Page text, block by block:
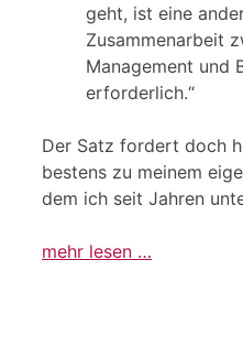
geht, ist eine
Zusammenarbeit
Management und
erforderlich.“
Der Satz fordert doch
bestens zu meinem
dem ich seit Jahren
mehr lesen …